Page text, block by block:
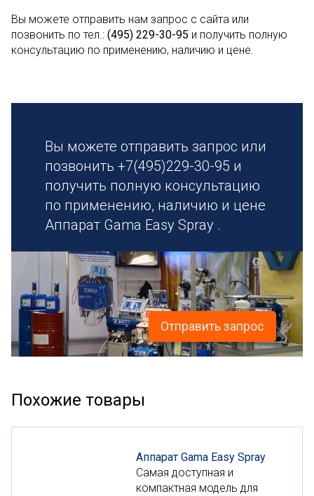
Вы можете отправить нам запрос с сайта или
позвонить по тел.: (495) 229-30-95 и получить полную
консультацию по применению, наличию и цене.
Вы можете отправить запрос или
позвонить +7(495)229-30-95 и
получить полную консультацию
по применению, наличию и цене
Аппарат Gama Easy Spray .
Отправить запрос
Похожие товары
Аппарат Gama Easy Spray
Самая доступная и
компактная модель для